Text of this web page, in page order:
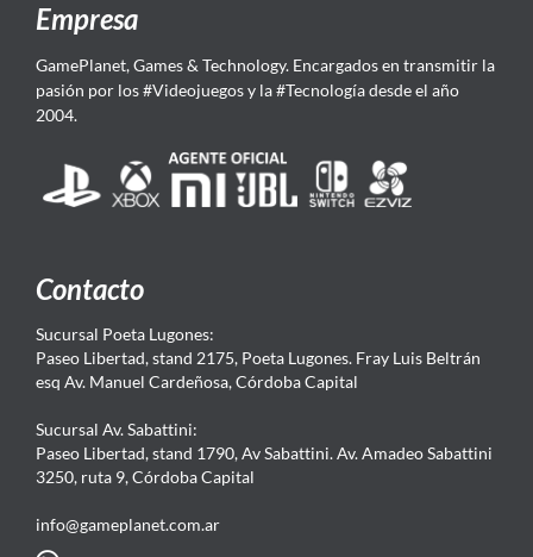
Empresa
GamePlanet, Games & Technology. Encargados en transmitir la
pasión por los #Videojuegos y la #Tecnología desde el año
2004.
Contacto
Sucursal Poeta Lugones:
Paseo Libertad, stand 2175, Poeta Lugones. Fray Luis Beltrán
esq Av. Manuel Cardeñosa, Córdoba Capital
Sucursal Av. Sabattini:
Paseo Libertad, stand 1790, Av Sabattini. Av. Amadeo Sabattini
3250, ruta 9, Córdoba Capital
info@gameplanet.com.ar